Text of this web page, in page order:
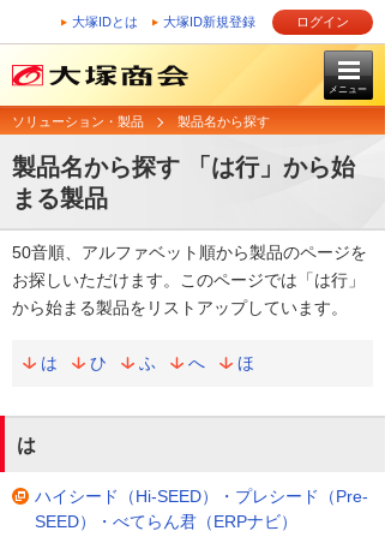
大塚IDとは 大塚ID新規登録 ログイン
メニュー
ソリューション・製品 製品名から探す
製品名から探す 「は行」から始
まる製品
50音順、アルファベット順から製品のページを
お探しいただけます。このページでは「は行」
から始まる製品をリストアップしています。
は ひ ふ へ ほ
は
ハイシード（Hi-SEED）・プレシード（Pre-
SEED）・べてらん君（ERPナビ）